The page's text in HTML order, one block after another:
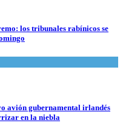
los tribunales rabínicos se
avión gubernamental irlandés
en la niebla